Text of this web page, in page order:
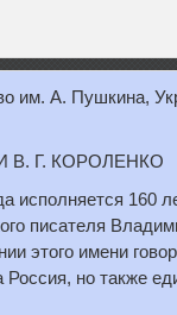
им. А. Пушкина,
В. Г. КОРОЛЕНКО
исполняется 160
писателя
этого имени
Россия, но также